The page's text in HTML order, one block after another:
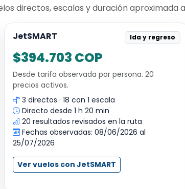
directos, escalas y duración aproximada
JetSMART Ida y regreso
$394.703 COP
Desde tarifa observada por persona. 20
precios activos.
3 directos · 18 con 1 escala
Directo desde 1 h 20 min
20 resultados revisados en la ruta
Fechas observadas: 08/06/2026 al
25/07/2026
Ver vuelos con JetSMART